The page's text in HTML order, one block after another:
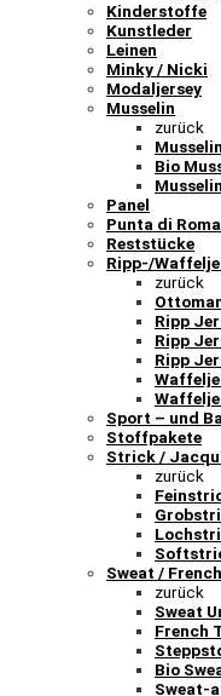
Kinderstoffe
Kunstleder
Leinen
Minky / Nicki
Modaljersey
Musselin
zurück
Bio
Panel
Punta di Roma
Reststücke
Ripp-/
zurück
Ripp
Ripp
Ripp
Sport – und
Stoffpakete
Strick /
zurück
Sweat /
zurück
Sweat
French
Bio
Sweat-